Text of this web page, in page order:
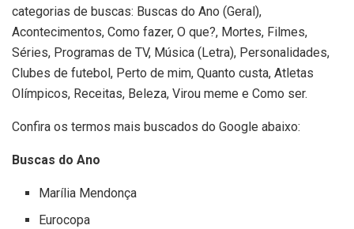
categorias de buscas: Buscas do Ano (Geral),
Acontecimentos, Como fazer, O que?, Mortes, Filmes,
Séries, Programas de TV, Música (Letra), Personalidades,
Clubes de futebol, Perto de mim, Quanto custa, Atletas
Olímpicos, Receitas, Beleza, Virou meme e Como ser.
Confira os termos mais buscados do Google abaixo:
Buscas do Ano
Marília Mendonça
Eurocopa